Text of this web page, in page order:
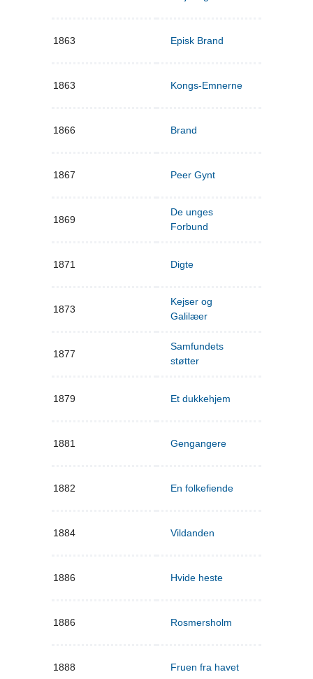
1863 Episk Brand
1863 Kongs-Emnerne
1866 Brand
1867 Peer Gynt
1869
De unges
Forbund
1871 Digte
1873
Kejser og
Galilæer
1877
Samfundets
støtter
1879 Et dukkehjem
1881 Gengangere
1882 En folkefiende
1884 Vildanden
1886 Hvide heste
1886 Rosmersholm
1888 Fruen fra havet